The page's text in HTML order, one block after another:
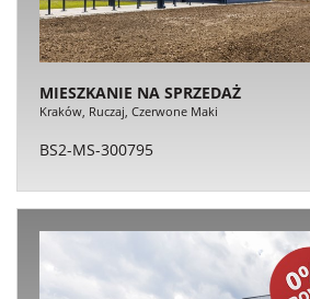
MIESZKANIE NA SPRZEDAŻ
Kraków, Ruczaj, Czerwone Maki
BS2-MS-300795